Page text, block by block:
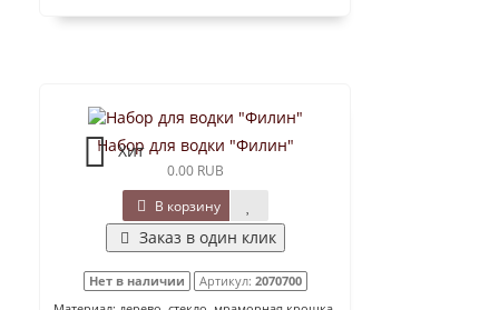
Хит
Набор для водки "Филин"
0.00 RUB
В корзину
Заказ в один клик
Нет в наличии Артикул: 2070700